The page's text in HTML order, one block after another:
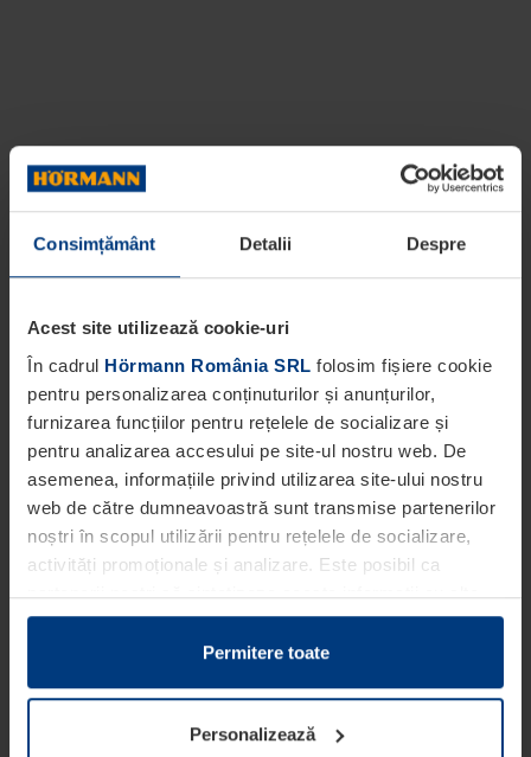
Consimțământ Detalii Despre
Acest site utilizează cookie-uri
În cadrul Hörmann România SRL folosim fișiere cookie
pentru personalizarea conținuturilor și anunțurilor,
furnizarea funcțiilor pentru rețelele de socializare și
pentru analizarea accesului pe site-ul nostru web. De
asemenea, informațiile privind utilizarea site-ului nostru
web de către dumneavoastră sunt transmise partenerilor
noștri în scopul utilizării pentru rețelele de socializare,
activități promoționale și analizare. Este posibil ca
partenerii noștri să sintetizeze aceste informații cu alte
date pe care dumneavoastră le-ați pus la dispoziția
acestora ori care au fost colectate în cadrul utilizării
Din punct de vedere legal, putem stoca fișiere cookie pe
dispozitivul dumneavoastră în cazul în care acestea sunt
Permitere toate
Personalizează